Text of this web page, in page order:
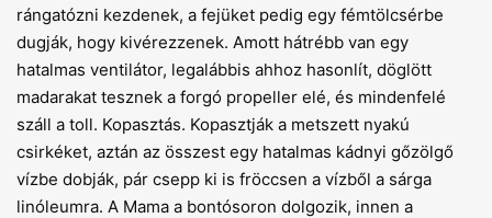
rángatózni kezdenek, a fejüket pedig egy fémtölcsérbe
dugják, hogy kivérezzenek. Amott hátrébb van egy
hatalmas ventilátor, legalábbis ahhoz hasonlít, döglött
madarakat tesznek a forgó propeller elé, és mindenfelé
száll a toll. Kopasztás. Kopasztják a metszett nyakú
csirkéket, aztán az összest egy hatalmas kádnyi gőzölgő
vízbe dobják, pár csepp ki is fröccsen a vízből a sárga
linóleumra. A Mama a bontósoron dolgozik, innen a